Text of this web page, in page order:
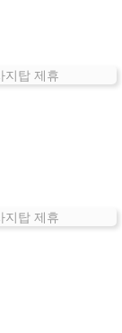
지탑 제휴
지탑 제휴